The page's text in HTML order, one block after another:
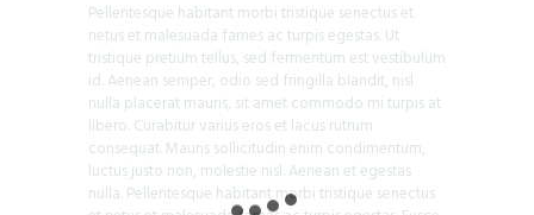
Pellentesque habitant morbi tristique senectus et
netus et malesuada fames ac turpis egestas. Ut
tristique pretium tellus, sed fermentum est vestibulum
id. Aenean semper, odio sed fringilla blandit, nisl
nulla placerat mauris, sit amet commodo mi turpis at
libero. Curabitur varius eros et lacus rutrum
consequat. Mauris sollicitudin enim condimentum,
luctus justo non, molestie nisl. Aenean et egestas
nulla. Pellentesque habitant morbi tristique senectus